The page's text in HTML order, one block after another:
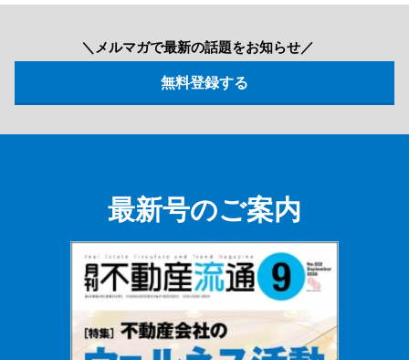
＼メルマガで最新の話題をお知らせ／
最新号のご案内